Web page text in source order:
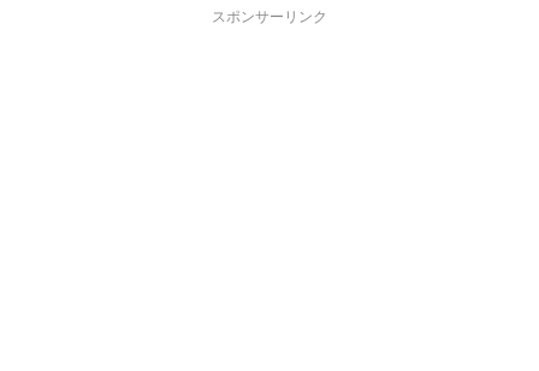
スポンサーリンク